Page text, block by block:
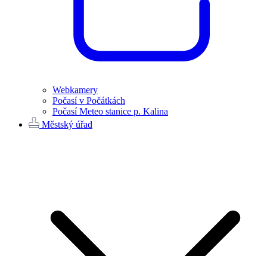
Webkamery
Počasí v Počátkách
Počasí Meteo stanice p. Kalina
Městský úřad